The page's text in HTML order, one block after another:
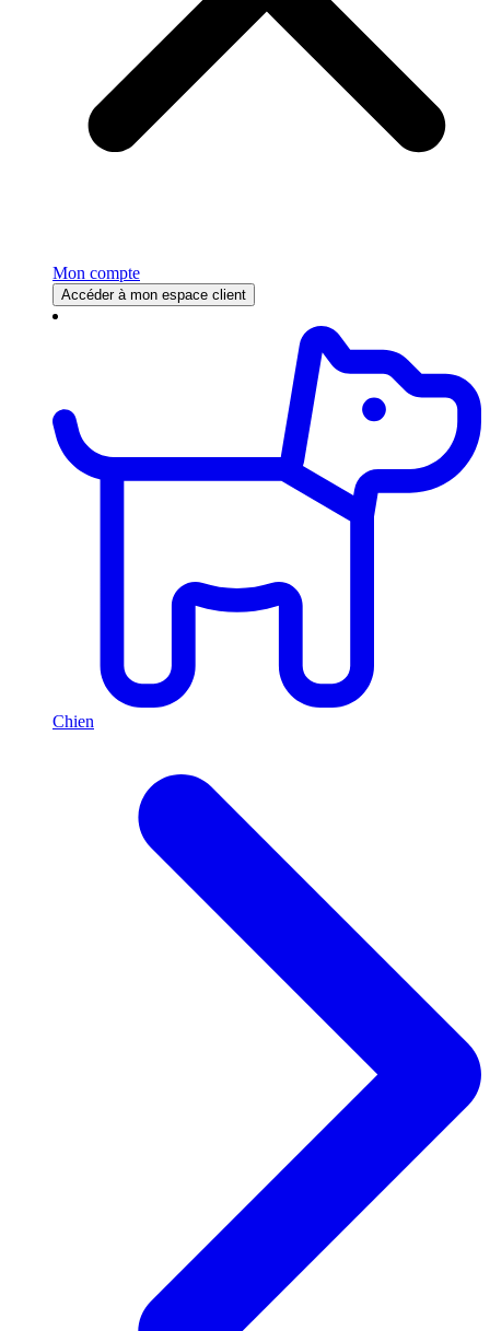
Mon compte
Accéder à mon espace client
Chien